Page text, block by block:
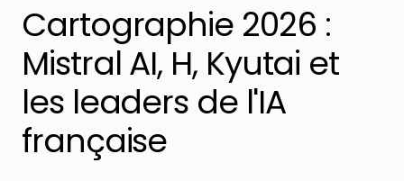
Cartographie 2026 :
Mistral AI, H, Kyutai et
les leaders de l'IA
française